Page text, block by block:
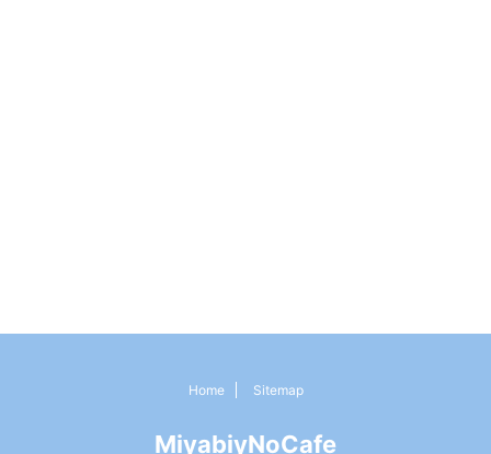
Home Sitemap
MiyabiyNoCafe